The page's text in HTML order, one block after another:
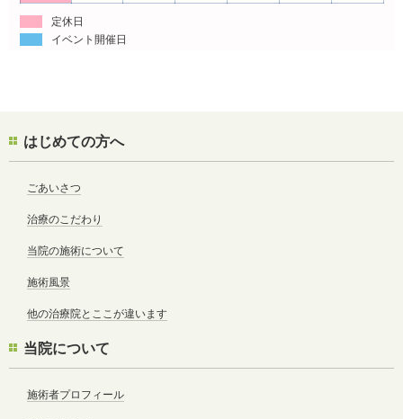
定休日
イベント開催日
はじめての方へ
ごあいさつ
治療のこだわり
当院の施術について
施術風景
他の治療院とここが違います
当院について
施術者プロフィール